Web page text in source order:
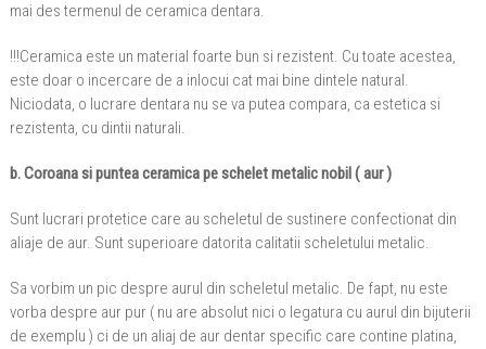
mai des termenul de ceramica dentara.
!!!Ceramica este un material foarte bun si rezistent. Cu toate acestea,
este doar o incercare de a inlocui cat mai bine dintele natural.
Niciodata, o lucrare dentara nu se va putea compara, ca estetica si
rezistenta, cu dintii naturali.
b. Coroana si puntea ceramica pe schelet metalic nobil ( aur )
Sunt lucrari protetice care au scheletul de sustinere confectionat din
aliaje de aur. Sunt superioare datorita calitatii scheletului metalic.
Sa vorbim un pic despre aurul din scheletul metalic. De fapt, nu este
vorba despre aur pur ( nu are absolut nici o legatura cu aurul din bijuterii
de exemplu ) ci de un aliaj de aur dentar specific care contine platina,